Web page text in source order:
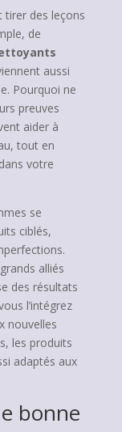
tirer des leçons
de
aussi
Pourquoi ne
preuves
aider à
tout en
votre
se
ciblés,
alliés
des résultats
l’intégrez
nouvelles
les produits
adaptés aux
bonne